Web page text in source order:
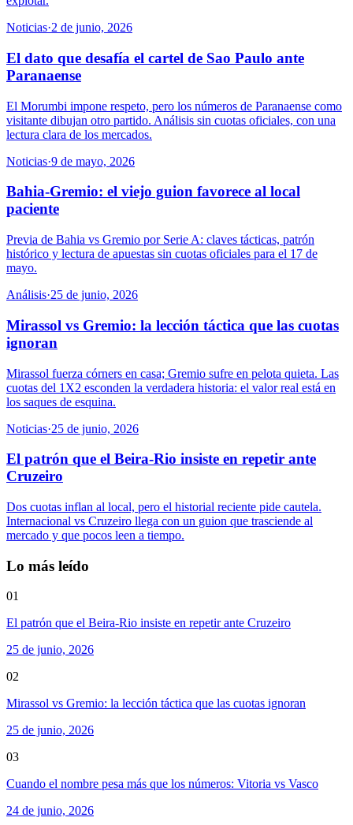
Noticias·2 de junio, 2026
El dato que desafía el cartel de Sao Paulo ante
Paranaense
El Morumbi impone respeto, pero los números de Paranaense como
visitante dibujan otro partido. Análisis sin cuotas oficiales, con una
lectura clara de los mercados.
Noticias·9 de mayo, 2026
Bahia-Gremio: el viejo guion favorece al local
paciente
Previa de Bahia vs Gremio por Serie A: claves tácticas, patrón
histórico y lectura de apuestas sin cuotas oficiales para el 17 de
mayo.
Análisis·25 de junio, 2026
Mirassol vs Gremio: la lección táctica que las cuotas
ignoran
Mirassol fuerza córners en casa; Gremio sufre en pelota quieta. Las
cuotas del 1X2 esconden la verdadera historia: el valor real está en
los saques de esquina.
Noticias·25 de junio, 2026
El patrón que el Beira-Rio insiste en repetir ante
Cruzeiro
Dos cuotas inflan al local, pero el historial reciente pide cautela.
Internacional vs Cruzeiro llega con un guion que trasciende al
mercado y que pocos leen a tiempo.
Lo más leído
01
El patrón que el Beira-Rio insiste en repetir ante Cruzeiro
25 de junio, 2026
02
Mirassol vs Gremio: la lección táctica que las cuotas ignoran
25 de junio, 2026
03
Cuando el nombre pesa más que los números: Vitoria vs Vasco
24 de junio, 2026